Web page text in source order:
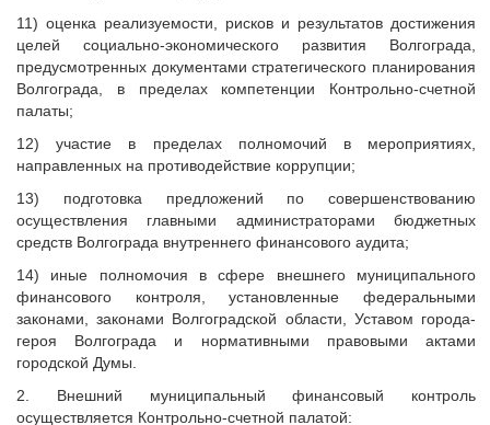
11) оценка реализуемости, рисков и результатов достижения
целей социально-экономического развития Волгограда,
предусмотренных документами стратегического планирования
Волгограда, в пределах компетенции Контрольно-счетной
палаты;
12) участие в пределах полномочий в мероприятиях,
направленных на противодействие коррупции;
13) подготовка предложений по совершенствованию
осуществления главными администраторами бюджетных
средств Волгограда внутреннего финансового аудита;
14) иные полномочия в сфере внешнего муниципального
финансового контроля, установленные федеральными
законами, законами Волгоградской области, Уставом города-
героя Волгограда и нормативными правовыми актами
городской Думы.
2. Внешний муниципальный финансовый контроль
осуществляется Контрольно-счетной палатой: